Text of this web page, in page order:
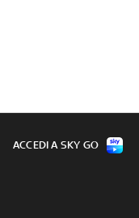
ACCEDI A SKY GO